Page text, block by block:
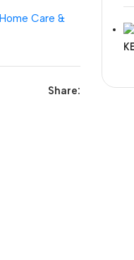
Home Care &
Share: